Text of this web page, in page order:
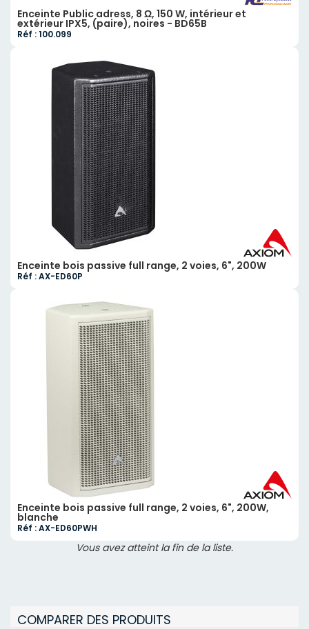
Enceinte Public adress, 8 Ω, 150 W, intérieur et
extérieur IPX5, (paire), noires - BD65B
Réf : 100.099
Enceinte bois passive full range, 2 voies, 6", 200W
Réf : AX-ED60P
Enceinte bois passive full range, 2 voies, 6", 200W,
blanche
Réf : AX-ED60PWH
Vous avez atteint la fin de la liste.
COMPARER DES PRODUITS